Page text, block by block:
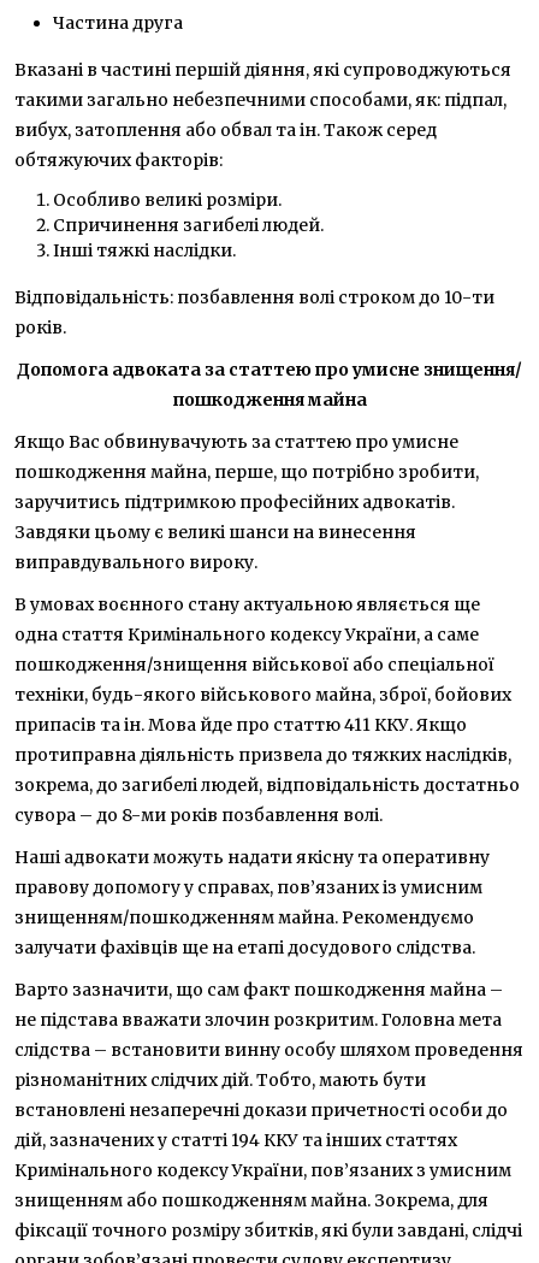
Частина друга
Вказані в частині першій діяння, які супроводжуються
такими загально небезпечними способами, як: підпал,
вибух, затоплення або обвал та ін. Також серед
обтяжуючих факторів:
Особливо великі розміри.
Спричинення загибелі людей.
Інші тяжкі наслідки.
Відповідальність: позбавлення волі строком до 10-ти
років.
Допомога адвоката за статтею про умисне знищення/
пошкодження майна
Якщо Вас обвинувачують за статтею про умисне
пошкодження майна, перше, що потрібно зробити,
заручитись підтримкою професійних адвокатів.
Завдяки цьому є великі шанси на винесення
виправдувального вироку.
В умовах воєнного стану актуальною являється ще
одна стаття Кримінального кодексу України, а саме
пошкодження/знищення військової або спеціальної
техніки, будь-якого військового майна, зброї, бойових
припасів та ін. Мова йде про статтю 411 ККУ. Якщо
протиправна діяльність призвела до тяжких наслідків,
зокрема, до загибелі людей, відповідальність достатньо
сувора – до 8-ми років позбавлення волі.
Наші адвокати можуть надати якісну та оперативну
правову допомогу у справах, пов’язаних із умисним
знищенням/пошкодженням майна. Рекомендуємо
залучати фахівців ще на етапі досудового слідства.
Варто зазначити, що сам факт пошкодження майна –
не підстава вважати злочин розкритим. Головна мета
слідства – встановити винну особу шляхом проведення
різноманітних слідчих дій. Тобто, мають бути
встановлені незаперечні докази причетності особи до
дій, зазначених у статті 194 ККУ та інших статтях
Кримінального кодексу України, пов’язаних з умисним
знищенням або пошкодженням майна. Зокрема, для
фіксації точного розміру збитків, які були завдані, слідчі